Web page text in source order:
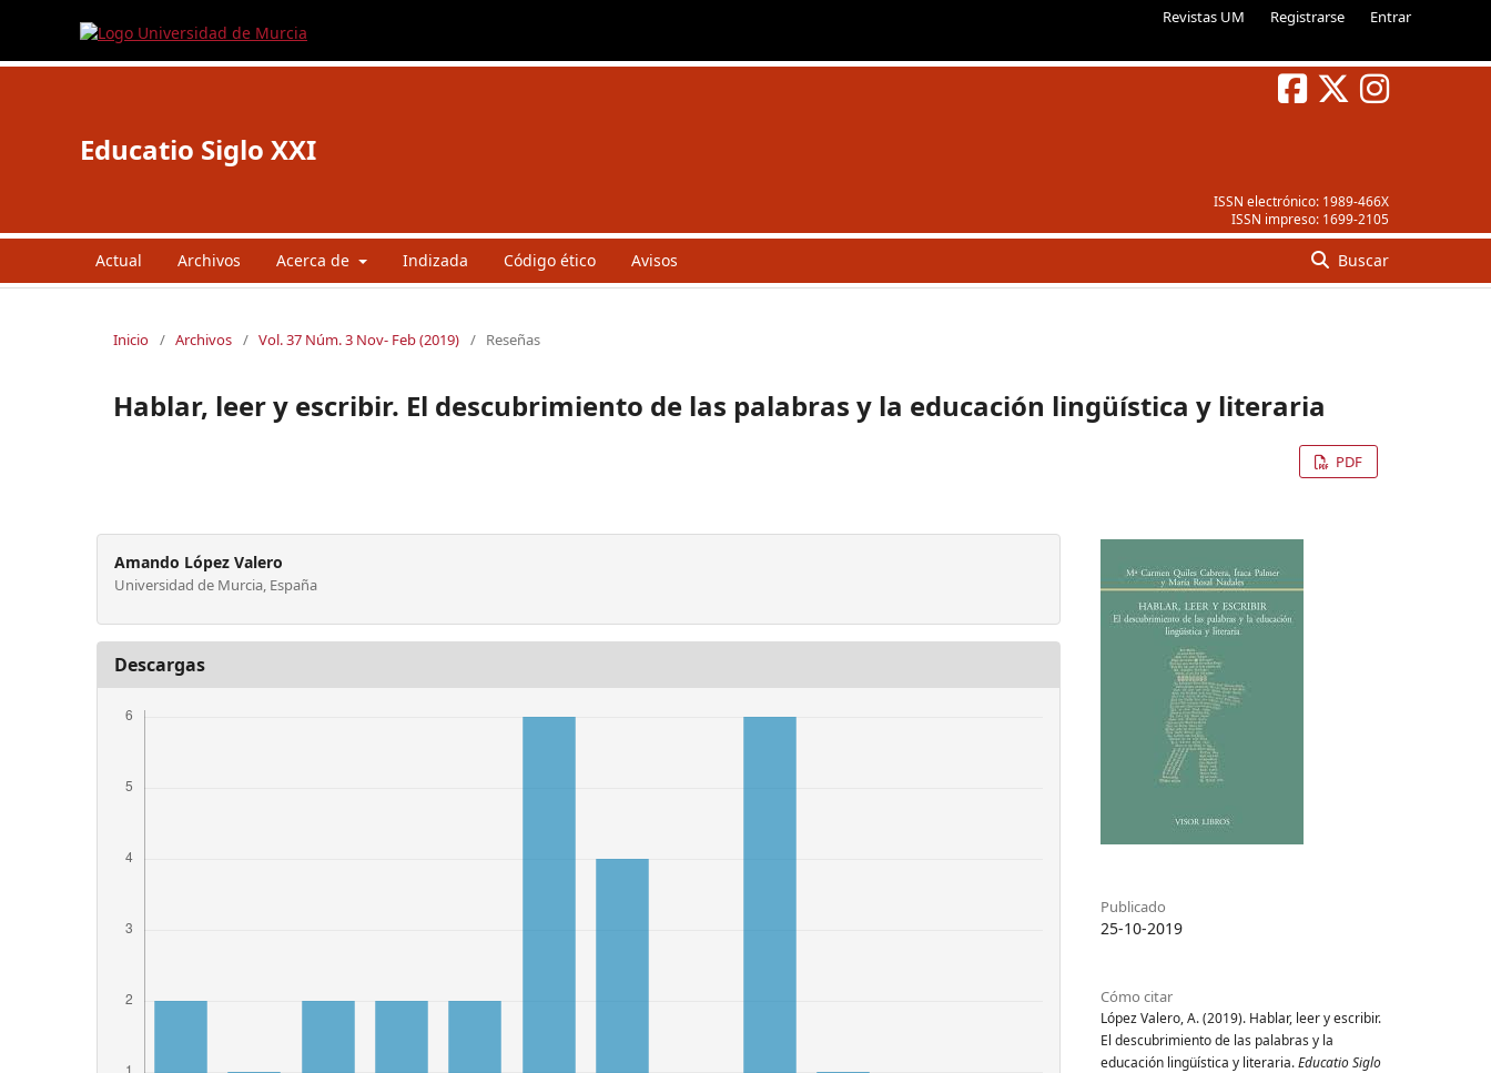
Revistas UM Registrarse Entrar
ISSN electrónico: 1989-466X
ISSN impreso: 1699-2105
Educatio Siglo XXI
Actual Archivos Acerca de Indizada Código ético Avisos Buscar
Inicio / Archivos / Vol. 37 Núm. 3 Nov- Feb (2019) / Reseñas
Hablar, leer y escribir. El descubrimiento de las palabras y la educación lingüística y literaria
PDF
Amando López Valero
Universidad de Murcia, España
Descargas
Publicado
25-10-2019
Cómo citar
López Valero, A. (2019). Hablar, leer y escribir.
El descubrimiento de las palabras y la
educación lingüística y literaria.Educatio Siglo